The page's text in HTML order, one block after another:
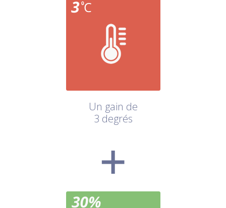
Un gain de
3 degrés